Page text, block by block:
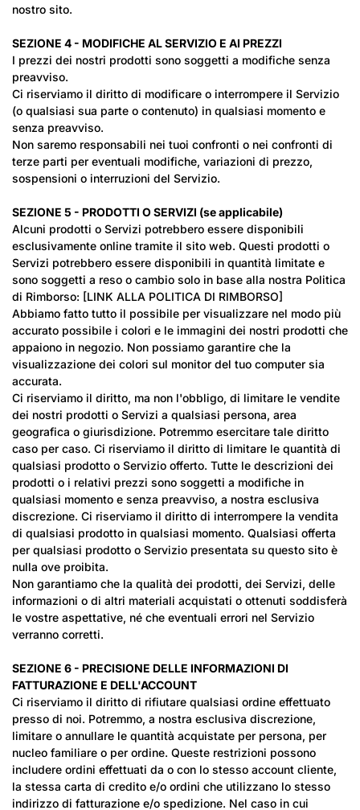
nostro sito.
SEZIONE 4 - MODIFICHE AL SERVIZIO E AI PREZZI
I prezzi dei nostri prodotti sono soggetti a modifiche senza
preavviso.
Ci riserviamo il diritto di modificare o interrompere il Servizio
(o qualsiasi sua parte o contenuto) in qualsiasi momento e
senza preavviso.
Non saremo responsabili nei tuoi confronti o nei confronti di
terze parti per eventuali modifiche, variazioni di prezzo,
sospensioni o interruzioni del Servizio.
SEZIONE 5 - PRODOTTI O SERVIZI (se applicabile)
Alcuni prodotti o Servizi potrebbero essere disponibili
esclusivamente online tramite il sito web. Questi prodotti o
Servizi potrebbero essere disponibili in quantità limitate e
sono soggetti a reso o cambio solo in base alla nostra Politica
di Rimborso: [LINK ALLA POLITICA DI RIMBORSO]
Abbiamo fatto tutto il possibile per visualizzare nel modo più
accurato possibile i colori e le immagini dei nostri prodotti che
appaiono in negozio. Non possiamo garantire che la
visualizzazione dei colori sul monitor del tuo computer sia
accurata.
Ci riserviamo il diritto, ma non l'obbligo, di limitare le vendite
dei nostri prodotti o Servizi a qualsiasi persona, area
geografica o giurisdizione. Potremmo esercitare tale diritto
caso per caso. Ci riserviamo il diritto di limitare le quantità di
qualsiasi prodotto o Servizio offerto. Tutte le descrizioni dei
prodotti o i relativi prezzi sono soggetti a modifiche in
qualsiasi momento e senza preavviso, a nostra esclusiva
discrezione. Ci riserviamo il diritto di interrompere la vendita
di qualsiasi prodotto in qualsiasi momento. Qualsiasi offerta
per qualsiasi prodotto o Servizio presentata su questo sito è
nulla ove proibita.
Non garantiamo che la qualità dei prodotti, dei Servizi, delle
informazioni o di altri materiali acquistati o ottenuti soddisferà
le vostre aspettative, né che eventuali errori nel Servizio
verranno corretti.
SEZIONE 6 - PRECISIONE DELLE INFORMAZIONI DI
FATTURAZIONE E DELL'ACCOUNT
Ci riserviamo il diritto di rifiutare qualsiasi ordine effettuato
presso di noi. Potremmo, a nostra esclusiva discrezione,
limitare o annullare le quantità acquistate per persona, per
nucleo familiare o per ordine. Queste restrizioni possono
includere ordini effettuati da o con lo stesso account cliente,
la stessa carta di credito e/o ordini che utilizzano lo stesso
indirizzo di fatturazione e/o spedizione. Nel caso in cui